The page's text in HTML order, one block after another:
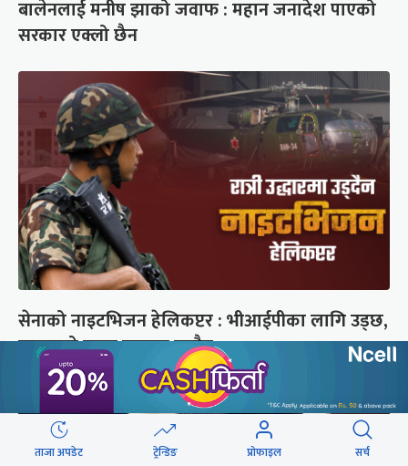
बालेनलाई मनीष झाको जवाफ : महान जनादेश पाएको
सरकार एक्लो छैन
सेनाको नाइटभिजन हेलिकप्टर : भीआईपीका लागि उड्छ,
जनताको ज्यान बचाउन उड्दैन
ताजा अपडेट ट्रेन्डिङ प्रोफाइल सर्च